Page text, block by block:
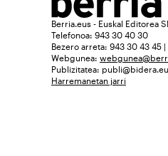
Berria.eus - Euskal Editorea
Telefonoa: 943 30 40 30
Bezero arreta: 943 30 43 45
Webgunea:
Publizitatea:
Harremanetan jarri